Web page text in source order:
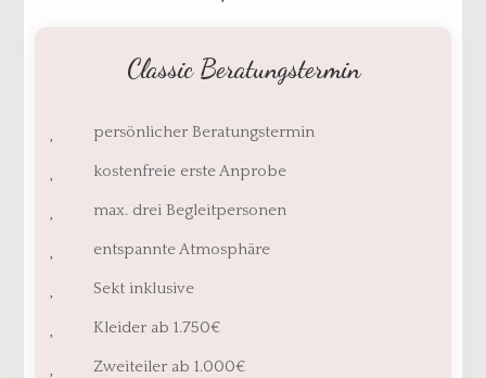
Classic Beratungstermin
persönlicher Beratungstermin
kostenfreie erste Anprobe
max. drei Begleitpersonen
entspannte Atmosphäre
Sekt inklusive
Kleider ab 1.750€
Zweiteiler ab 1.000€